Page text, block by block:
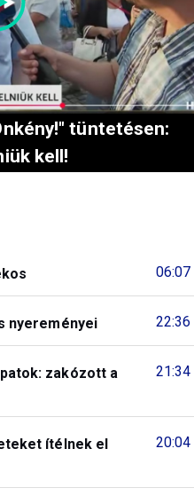
tüntetésen:
kell!
06:07
22:36
nyereményei
21:34
zakózott a
20:04
ítélnek el